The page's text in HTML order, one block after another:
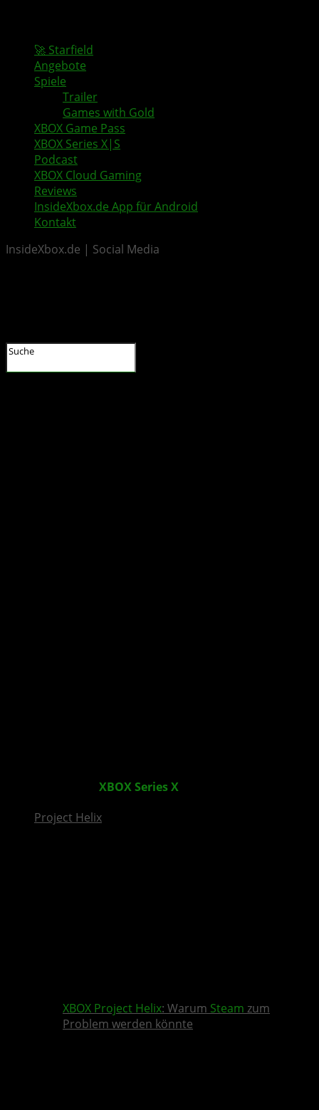
🚀 Starfield
Angebote
Spiele
Trailer
Games with Gold
XBOX Game Pass
XBOX Series X|S
Podcast
XBOX Cloud Gaming
Reviews
InsideXbox.de App für Android
Kontakt
InsideXbox.de | Social Media
XBOX Series X
Project Helix
XBOX Project Helix: Warum Steam zum
Problem werden könnte